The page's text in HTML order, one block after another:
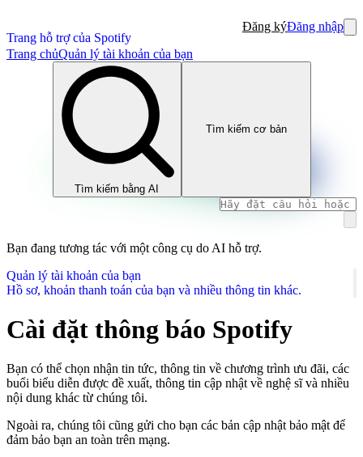
Trang hỗ trợ của Spotify
Đăng kýĐăng nhập
Trang chủQuản lý tài khoản của bạn
Tìm kiếm bằng AI
Tìm kiếm cơ bản
Bạn đang tương tác với một công cụ do AI hỗ trợ.
Quản lý tài khoản của bạn
Hồ sơ, khoản thanh toán của bạn và nhiều thông tin khác.
Cài đặt thông báo Spotify
Bạn có thể chọn nhận tin tức, thông tin về chương trình ưu đãi, các
buổi biểu diễn được đề xuất, thông tin cập nhật về nghệ sĩ và nhiều
nội dung khác từ chúng tôi.
Ngoài ra, chúng tôi cũng gửi cho bạn các bản cập nhật bảo mật để
đảm bảo bạn an toàn trên mạng.